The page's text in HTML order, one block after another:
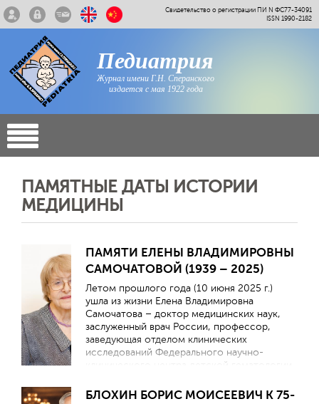
Свидетельство о регистрации ПИ N ФС77-34091
ISSN 1990-2182
Педиатрия
Журнал имени Г.Н. Сперанского
издается с мая 1922 года
ПАМЯТНЫЕ ДАТЫ ИСТОРИИ
МЕДИЦИНЫ
ПАМЯТИ ЕЛЕНЫ ВЛАДИМИРОВНЫ
САМОЧАТОВОЙ (1939 – 2025)
Летом прошлого года (10 июня 2025 г.)
ушла из жизни Елена Владимировна
Самочатова – доктор медицинских наук,
заслуженный врач России, профессор,
заведующая отделом клинических
исследований Федерального научно-
клинического центра детской гематологии,
Рогачёва, главный редактор журнала
БЛОХИН БОРИС МОИСЕЕВИЧ К 75-